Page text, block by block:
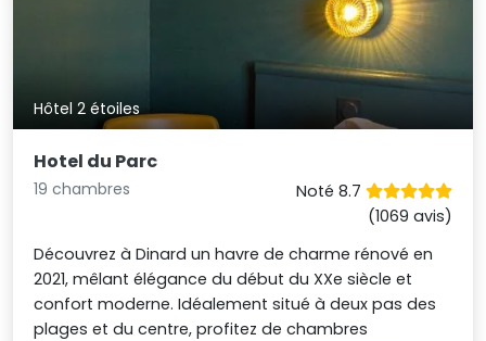
Hôtel 2 étoiles
Hotel du Parc
19 chambres
Noté 8.7
(1069 avis)
Découvrez à Dinard un havre de charme rénové en
2021, mêlant élégance du début du XXe siècle et
confort moderne. Idéalement situé à deux pas des
plages et du centre, profitez de chambres